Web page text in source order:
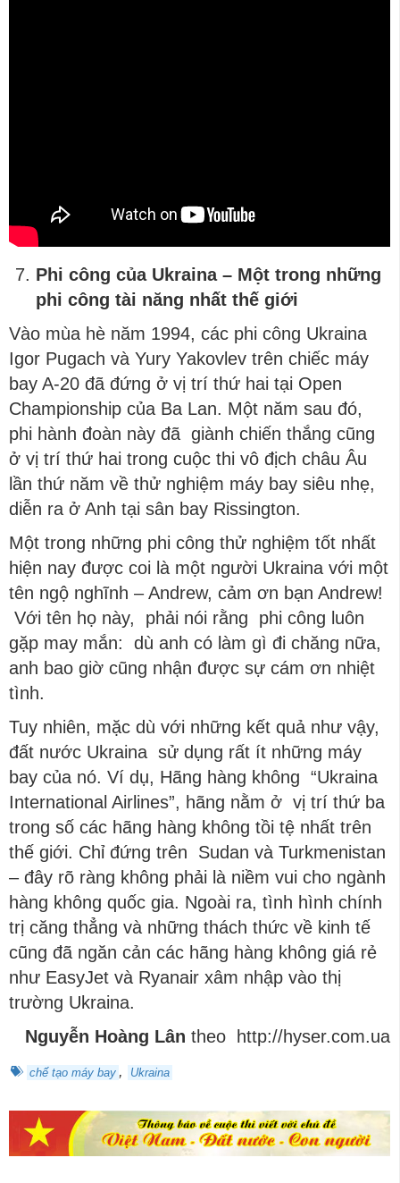
Phi công của Ukraina – Một trong những
phi công tài năng nhất thế giới
Vào mùa hè năm 1994, các phi công Ukraina
Igor Pugach và Yury Yakovlev trên chiếc máy
bay A-20 đã đứng ở vị trí thứ hai tại Open
Championship của Ba Lan. Một năm sau đó,
phi hành đoàn này đã giành chiến thắng cũng
ở vị trí thứ hai trong cuộc thi vô địch châu Âu
lần thứ năm về thử nghiệm máy bay siêu nhẹ,
diễn ra ở Anh tại sân bay Rissington.
Một trong những phi công thử nghiệm tốt nhất
hiện nay được coi là một người Ukraina với một
tên ngộ nghĩnh – Andrew, cảm ơn bạn Andrew!
Với tên họ này, phải nói rằng phi công luôn
gặp may mắn: dù anh có làm gì đi chăng nữa,
anh bao giờ cũng nhận được sự cám ơn nhiệt
tình.
Tuy nhiên, mặc dù với những kết quả như vậy,
đất nước Ukraina sử dụng rất ít những máy
bay của nó. Ví dụ, Hãng hàng không “Ukraina
International Airlines”, hãng nằm ở vị trí thứ ba
trong số các hãng hàng không tồi tệ nhất trên
thế giới. Chỉ đứng trên Sudan và Turkmenistan
– đây rõ ràng không phải là niềm vui cho ngành
hàng không quốc gia. Ngoài ra, tình hình chính
trị căng thẳng và những thách thức về kinh tế
cũng đã ngăn cản các hãng hàng không giá rẻ
như EasyJet và Ryanair xâm nhập vào thị
trường Ukraina.
Nguyễn Hoàng Lân theo http://hyser.com.ua
chế tạo máy bay , Ukraina